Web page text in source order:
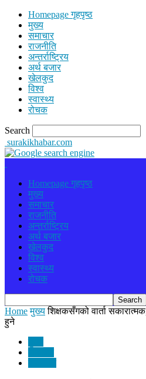
Homepage गृहपृष्ठ
मुख्य
समाचार
राजनीति
अन्तर्राष्ट्रिय
अर्थ बजार
खेलकुद
विश्व
स्वास्थ्य
रोचक
Search
surakikhabar.com
Homepage गृहपृष्ठ
मुख्य
समाचार
राजनीति
अन्तर्राष्ट्रिय
अर्थ बजार
खेलकुद
विश्व
स्वास्थ्य
रोचक
Home मुख्य शिक्षकसँगको वार्ता
हुने